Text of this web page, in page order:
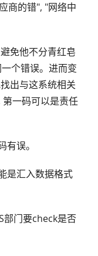
商的错", "网络中
免他不分青红皂
个错误。进而变
出与这系统相关
一码可以是责任
误。
是汇入数据格式
部门要check是否